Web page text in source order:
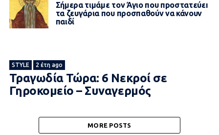
Σήμερα τιμάμε τον Άγιο που πpоστατεύεı
τα ζευγάρια που προσπαθούν να κάνουν
παιδί
STYLE 2 έτη ago
Τραγωδία Τώρα: 6 Νεκροί σε
Γηροκομείο – Συναγερμός
MORE POSTS